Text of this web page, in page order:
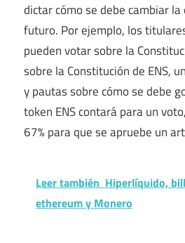
dictar cómo se debe cambiar
futuro. Por ejemplo, los
pueden votar sobre la
sobre la Constitución de ENS,
y pautas sobre cómo se debe
token ENS contará para un
67% para que se apruebe un
Leer también Hiperlíquido,
ethereum y Monero